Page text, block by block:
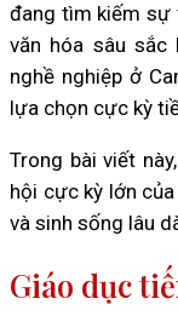
đang tìm kiếm sự
văn hóa sâu sắc
nghề nghiệp ở
lựa chọn cực kỳ
Trong bài viết
hội cực kỳ lớn
và sinh sống lâu
Giáo dục